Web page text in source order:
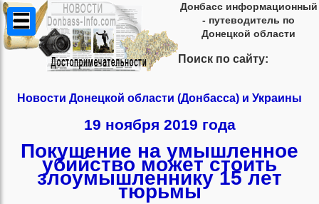
Донбасс информационный
- путеводитель по
Донецкой области
Поиск по сайту:
Новости Донецкой области (Донбасса) и Украины
19 ноября 2019 года
Покушение на умышленное
убийство может стоить
злоумышленнику 15 лет
тюрьмы